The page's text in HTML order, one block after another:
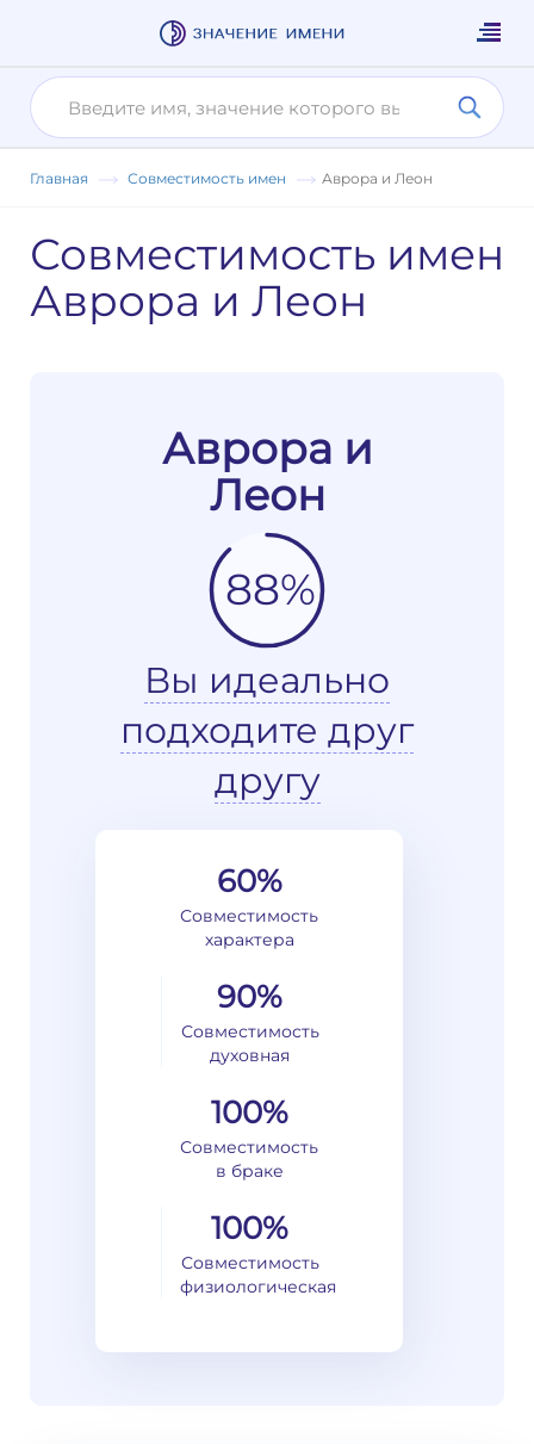
Главная Совместимость имен Аврора и Леон
Совместимость имен
Аврора и Леон
Аврора и
Леон
88%
Вы идеально
подходите друг
другу
60%
Совместимость
характера
90%
Совместимость
духовная
100%
Совместимость
в браке
100%
Совместимость
физиологическая